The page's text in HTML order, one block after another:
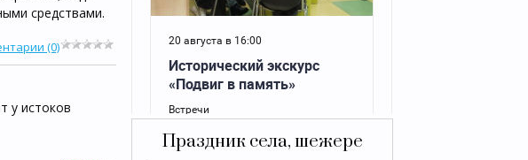
Праздник села, шежере
средствами.
(0)
у истоков